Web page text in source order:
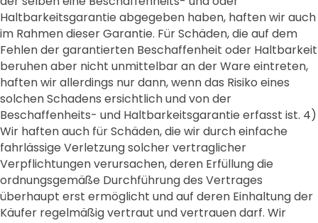
Haltbarkeitsgarantie abgegeben haben, haften wir auch
im Rahmen dieser Garantie. Für Schäden, die auf dem
Fehlen der garantierten Beschaffenheit oder Haltbarkeit
beruhen aber nicht unmittelbar an der Ware eintreten,
haften wir allerdings nur dann, wenn das Risiko eines
solchen Schadens ersichtlich und von der
Beschaffenheits- und Haltbarkeitsgarantie erfasst ist. 4)
Wir haften auch für Schäden, die wir durch einfache
fahrlässige Verletzung solcher vertraglicher
Verpflichtungen verursachen, deren Erfüllung die
ordnungsgemäße Durchführung des Vertrages
überhaupt erst ermöglicht und auf deren Einhaltung der
Käufer regelmäßig vertraut und vertrauen darf. Wir